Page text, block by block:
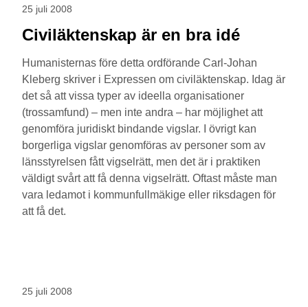
25 juli 2008
Civiläktenskap är en bra idé
Humanisternas före detta ordförande Carl-Johan
Kleberg skriver i Expressen om civiläktenskap. Idag är
det så att vissa typer av ideella organisationer
(trossamfund) – men inte andra – har möjlighet att
genomföra juridiskt bindande vigslar. I övrigt kan
borgerliga vigslar genomföras av personer som av
länsstyrelsen fått vigselrätt, men det är i praktiken
väldigt svårt att få denna vigselrätt. Oftast måste man
vara ledamot i kommunfullmäkige eller riksdagen för
att få det.
25 juli 2008